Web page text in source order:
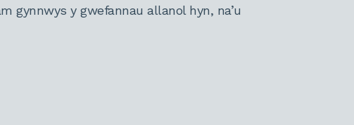
gynnwys y gwefannau allanol hyn, na’u